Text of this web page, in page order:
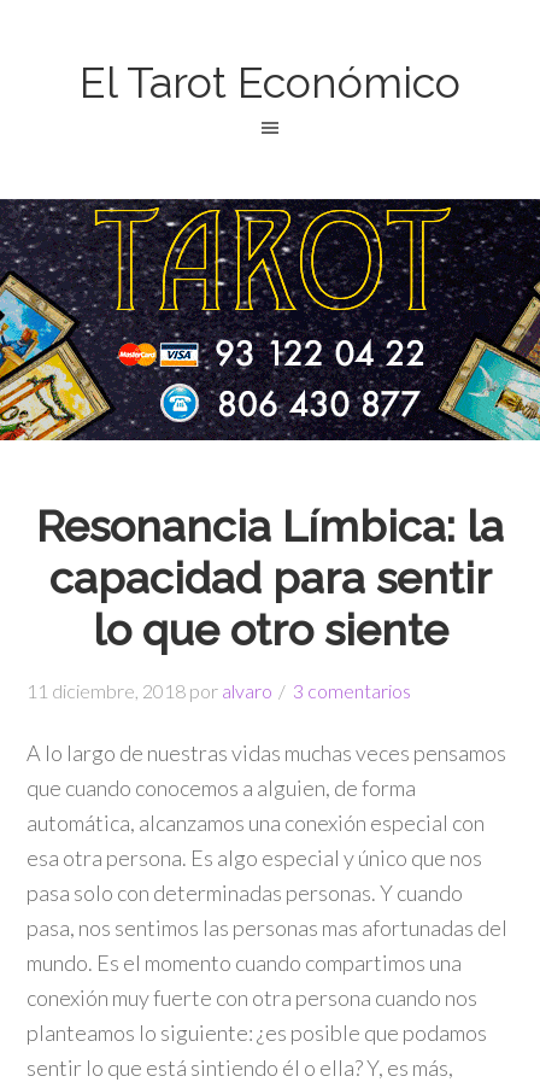
El Tarot Económico
Resonancia Límbica: la
capacidad para sentir
lo que otro siente
11 diciembre, 2018 por alvaro 3 comentarios
A lo largo de nuestras vidas muchas veces pensamos
que cuando conocemos a alguien, de forma
automática, alcanzamos una conexión especial con
esa otra persona. Es algo especial y único que nos
pasa solo con determinadas personas. Y cuando
pasa, nos sentimos las personas mas afortunadas del
mundo. Es el momento cuando compartimos una
conexión muy fuerte con otra persona cuando nos
planteamos lo siguiente: ¿es posible que podamos
sentir lo que está sintiendo él o ella? Y, es más,